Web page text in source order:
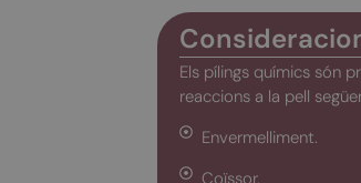
Els pílings químics són
reaccions a la pell
Envermelliment.
Coïssor.